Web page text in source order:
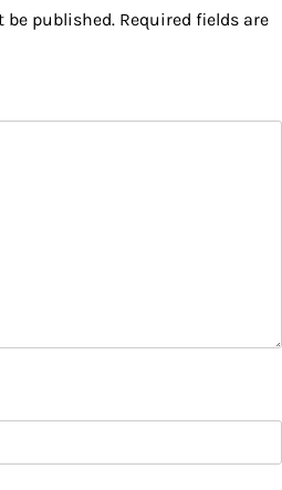
be published. Required fields are